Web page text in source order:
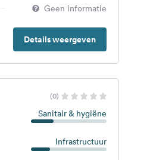
Geen informatie
Details weergeven
(0)
Sanitair & hygiëne
Infrastructuur